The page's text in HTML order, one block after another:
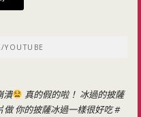
YOUTUBE
潰
真的假的啦！ 冰過的披薩
做 你的披薩冰過一樣很好吃#